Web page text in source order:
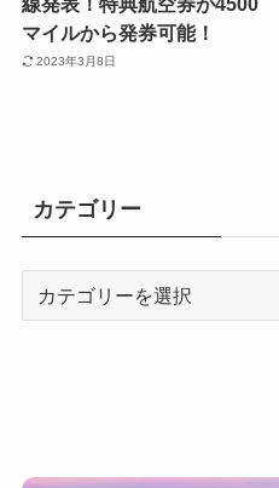
マイルから発券可能！
2023年3月8日
カテゴリー